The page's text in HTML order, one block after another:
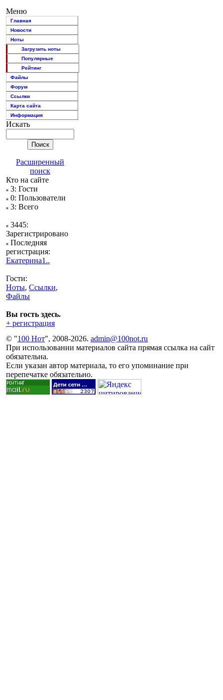
Меню
Главная
Новости
Ноты
Загрузить ноты
Популярные
Рейтинг
Файлы
Форум
Ссылки
Карта сайта
Информация
Искать
Расширенный
поиск
Кто на сайте
3: Гости
0: Пользователи
3: Всего
3445:
Зарегистрировано
Последняя
регистрация:
Екатерина1..
Гости:
Ноты, Ссылки,
Файлы
Вы гость здесь.
+ регистрация
© "100 Нот", 2008-2026. admin@100not.ru
При использовании материалов сайта прямая ссылка на сайт
обязательна.
Если указан автор материала, то его упоминание при
перепечатке обязательно.